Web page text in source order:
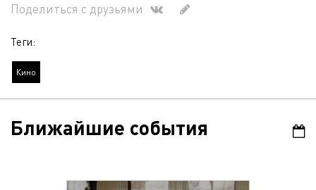
Поделиться с друзьями
Теги:
Кино
Ближайшие события